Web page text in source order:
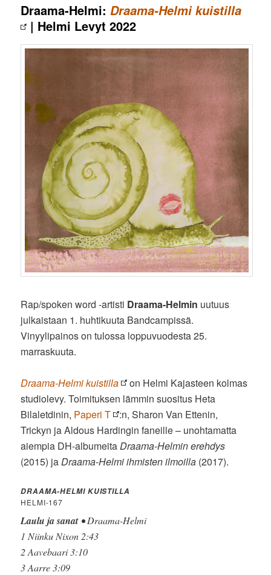
Draama-Helmi:Draama-Helmi kuistilla
| Helmi Levyt 2022
Rap/spoken word -artisti Draama-Helmin uutuus
julkaistaan 1. huhtikuuta Bandcampissä.
Vinyylipainos on tulossa loppuvuodesta 25.
marraskuuta.
Draama-Helmi kuistilla
on Helmi Kajasteen kolmas
studiolevy. Toimituksen lämmin suositus Heta
Bilaletdinin, Paperi T
:n, Sharon Van Ettenin,
Trickyn ja Aldous Hardingin faneille – unohtamatta
aiempia DH-albumeitaDraama-Helmin erehdys
(2015) jaDraama-Helmi ihmisten ilmoilla (2017).
DRAAMA-HELMI KUISTILLA
HELMI-167
Laulu ja sanat• Draama-Helmi
1 Niinku Nixon 2:43
2 Aavebaari 3:10
3 Aarre 3:09